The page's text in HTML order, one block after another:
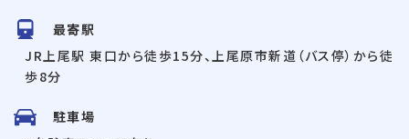
最寄駅
JR上尾駅 東口から徒歩15分、上尾原市新道（バス停）から徒
歩8分
駐車場